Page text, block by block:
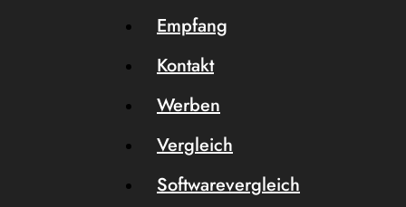
Empfang
Kontakt
Werben
Vergleich
Softwarevergleich